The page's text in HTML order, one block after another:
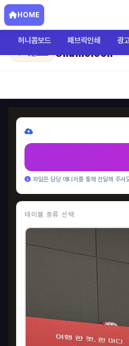
HOME
허니콤보드 패브릭인쇄 광
← 메인으로 Chameleon
테이블 종류 선택
파일은 담당 매니저를 통해 전달해 주